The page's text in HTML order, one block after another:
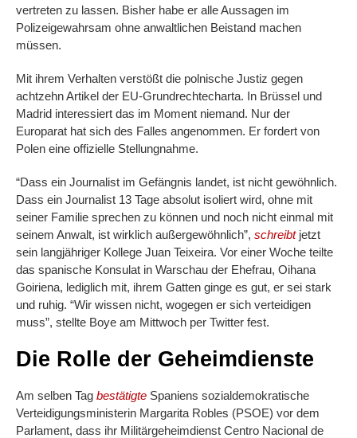
vertreten zu lassen. Bisher habe er alle Aussagen im
Polizeigewahrsam ohne anwaltlichen Beistand machen
müssen.
Mit ihrem Verhalten verstößt die polnische Justiz gegen
achtzehn Artikel der EU-Grundrechtecharta. In Brüssel und
Madrid interessiert das im Moment niemand. Nur der
Europarat hat sich des Falles angenommen. Er fordert von
Polen eine offizielle Stellungnahme.
“Dass ein Journalist im Gefängnis landet, ist nicht gewöhnlich.
Dass ein Journalist 13 Tage absolut isoliert wird, ohne mit
seiner Familie sprechen zu können und noch nicht einmal mit
seinem Anwalt, ist wirklich außergewöhnlich”, schreibtjetzt
sein langjähriger Kollege Juan Teixeira. Vor einer Woche teilte
das spanische Konsulat in Warschau der Ehefrau, Oihana
Goiriena, lediglich mit, ihrem Gatten ginge es gut, er sei stark
und ruhig. “Wir wissen nicht, wogegen er sich verteidigen
muss”, stellte Boye am Mittwoch per Twitter fest.
Die Rolle der Geheimdienste
Am selben Tag bestätigte Spaniens sozialdemokratische
Verteidigungsministerin Margarita Robles (PSOE) vor dem
Parlament, dass ihr Militärgeheimdienst Centro Nacional de